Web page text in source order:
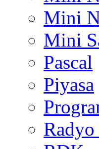
Mini
Mini
Pascal
Piyasa